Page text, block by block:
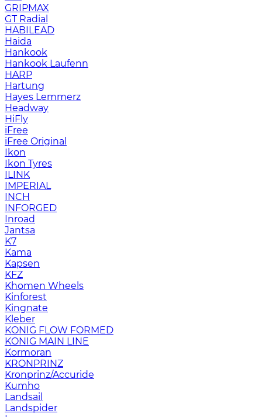
GRIPMAX
GT Radial
HABILEAD
Haida
Hankook
Hankook Laufenn
HARP
Hartung
Hayes Lemmerz
Headway
HiFly
iFree
iFree Original
Ikon
Ikon Tyres
ILINK
IMPERIAL
INCH
INFORGED
Inroad
Jantsa
K7
Kama
Kapsen
KFZ
Khomen Wheels
Kinforest
Kingnate
Kleber
KONIG FLOW FORMED
KONIG MAIN LINE
Kormoran
KRONPRINZ
Kronprinz/Accuride
Kumho
Landsail
Landspider